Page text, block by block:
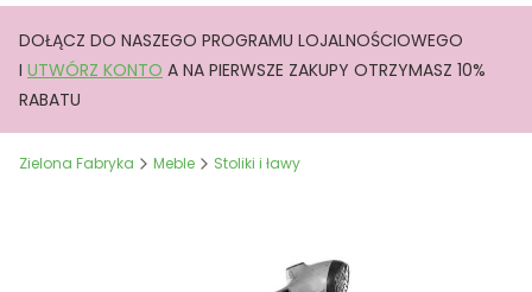
DOŁĄCZ DO NASZEGO PROGRAMU LOJALNOŚCIOWEGO
I UTWÓRZ KONTO A NA PIERWSZE ZAKUPY OTRZYMASZ 10%
RABATU
Zielona Fabryka Meble Stoliki i ławy